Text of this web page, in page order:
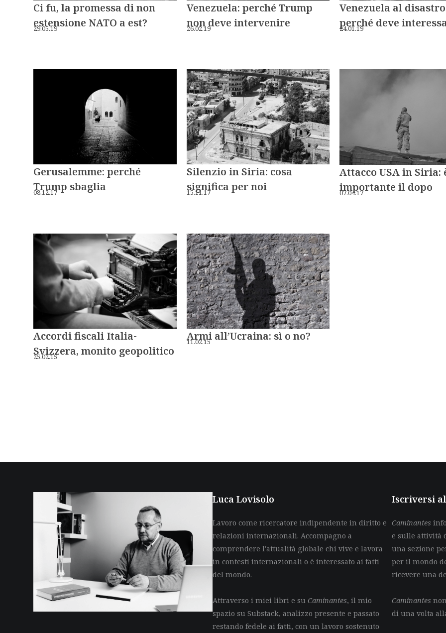
Ci fu, la promessa di non
estensione NATO a est?
29.05.19
Venezuela: perché Trump
non deve intervenire
26.02.19
Venezuela al
perché deve
24.01.19
Gerusalemme: perché
Trump sbaglia
08.12.17
Silenzio in Siria: cosa
significa per noi
15.11.17
Attacco USA in Siria:
importante il dopo
07.04.17
Accordi fiscali Italia-
Svizzera, monito geopolitico
25.02.15
Armi all’Ucraina: sì o no?
11.02.15
Luca Lovisolo
Lavoro come ricercatore indipendente in diritto e
relazioni internazionali. Accompagno a
comprendere l'attualità globale chi vive e lavora
in contesti internazionali o è interessato ai fatti
del mondo.
Attraverso i miei libri e suCaminantes, il mio
spazio su Substack, analizzo presente e passato
restando fedele ai fatti, con un lavoro sostenuto
Iscriversi
Caminantes
e sulle attività
una sezione
per il mondo
ricevere una
Caminantes
di una volta